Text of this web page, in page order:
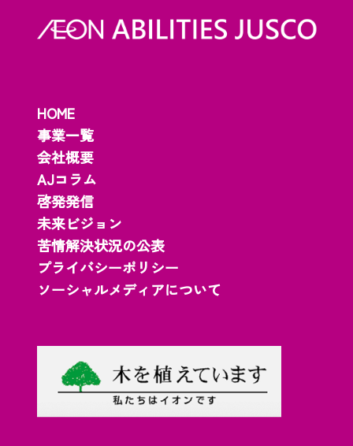
HOME
事業一覧
会社概要
AJコラム
啓発発信
未来ビジョン
苦情解決状況の公表
プライバシーポリシー
ソーシャルメディアについて